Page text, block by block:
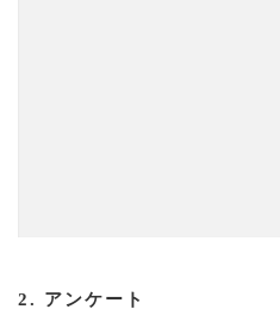
2. アンケート